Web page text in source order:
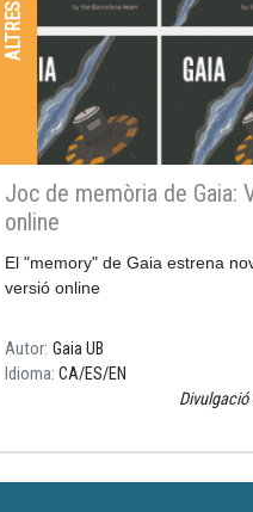
ALTRES
Joc de memòria de Gaia:
online
El "memory" de Gaia estrena
versió online
Autor Gaia UB
Idioma CA ES EN